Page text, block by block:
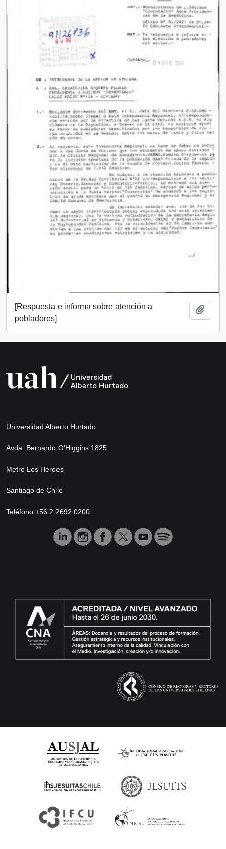
[Respuesta e informa sobre atención a
pobladores]
Universidad Alberto Hurtado
Avda. Bernardo O’Higgins 1825
Metro Los Héroes
Santiago de Chile
Teléfono +56 2 2692 0200